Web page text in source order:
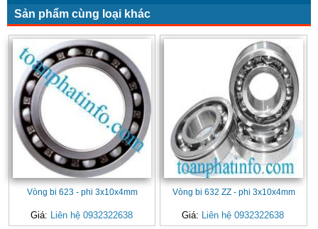
Sản phẩm cùng loại khác
Vòng bi 623 - phi 3x10x4mm
Giá: Liên hệ 0932322638
Vòng bi 632 ZZ - phi 3x10x4mm
Giá: Liên hệ 0932322638